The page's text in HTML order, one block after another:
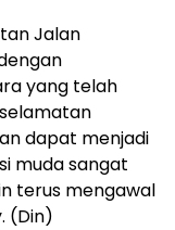
Jalan
yang telah
dapat menjadi
muda sangat
terus mengawal
(Din)